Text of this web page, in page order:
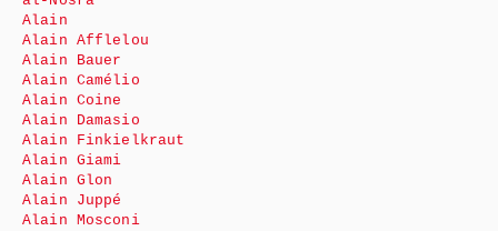
Alain
Alain Afflelou
Alain Bauer
Alain Camélio
Alain Coine
Alain Damasio
Alain Finkielkraut
Alain Giami
Alain Glon
Alain Juppé
Alain Mosconi